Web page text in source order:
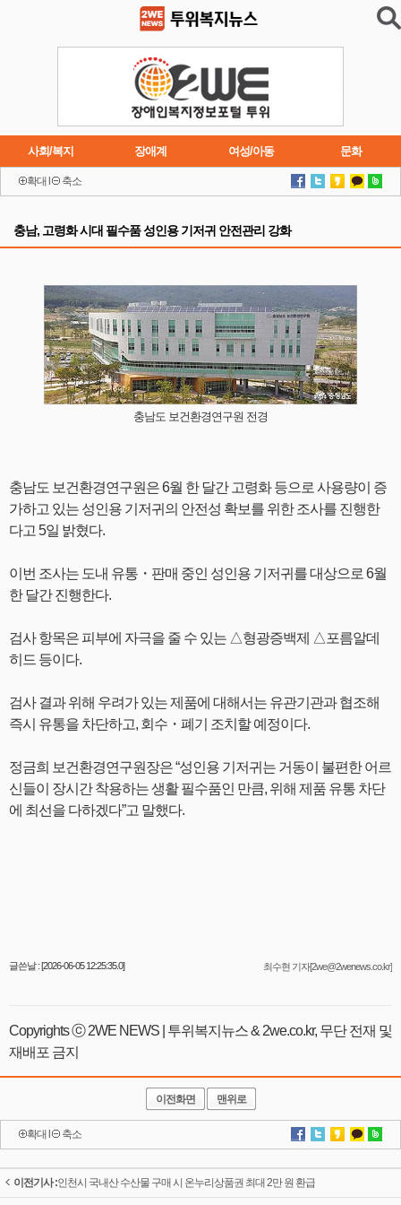
사회/복지 장애계 여성/아동 문화
이슈 연재소설
확대 축소
충남, 고령화 시대 필수품 성인용 기저귀 안전관리 강화
충남도 보건환경연구원 전경
충남도 보건환경연구원은 6월 한 달간 고령화 등으로 사용량이 증
가하고 있는 성인용 기저귀의 안전성 확보를 위한 조사를 진행한
다고 5일 밝혔다.
이번 조사는 도내 유통・판매 중인 성인용 기저귀를 대상으로 6월
한 달간 진행한다.
검사 항목은 피부에 자극을 줄 수 있는 △형광증백제 △포름알데
히드 등이다.
검사 결과 위해 우려가 있는 제품에 대해서는 유관기관과 협조해
즉시 유통을 차단하고, 회수・폐기 조치할 예정이다.
정금희 보건환경연구원장은 “성인용 기저귀는 거동이 불편한 어르
신들이 장시간 착용하는 생활 필수품인 만큼, 위해 제품 유통 차단
에 최선을 다하겠다”고 말했다.
글쓴날 : [2026-06-05 12:25:35.0] 최수현 기자[2we@2wenews.co.kr]
Copyrights ⓒ 2WE NEWS | 투위복지뉴스 & 2we.co.kr, 무단 전재 및
재배포 금지
이전화면 맨위로
확대 축소
이전기사 :인천시 국내산 수산물 구매 시 온누리상품권 최대 2만 원 환급